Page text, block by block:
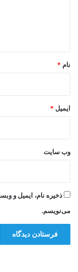
نام *
ایمیل *
وب‌ سایت
ذخیره نام، ایمیل و
می‌نویسم.